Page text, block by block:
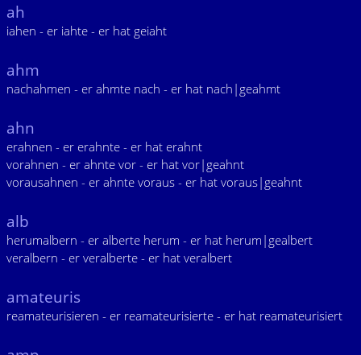
ah
iahen - er iahte - er hat geiaht
ahm
nachahmen - er ahmte nach - er hat nach|geahmt
ahn
erahnen - er erahnte - er hat erahnt
vorahnen - er ahnte vor - er hat vor|geahnt
vorausahnen - er ahnte voraus - er hat voraus|geahnt
alb
herumalbern - er alberte herum - er hat herum|gealbert
veralbern - er veralberte - er hat veralbert
amateuris
reamateurisieren - er reamateurisierte - er hat reamateurisiert